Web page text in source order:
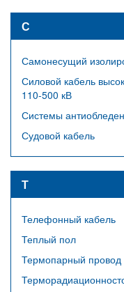
С
Самонесущий
Силовой кабель
110-500 кВ
Системы
Судовой кабель
Т
Телефонный кабель
Теплый пол
Термопарный провод